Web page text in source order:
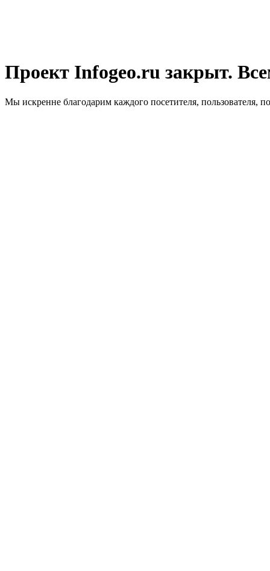
Проект Infogeo.ru закрыт.
Мы искренне благодарим каждого посетителя, пользователя,